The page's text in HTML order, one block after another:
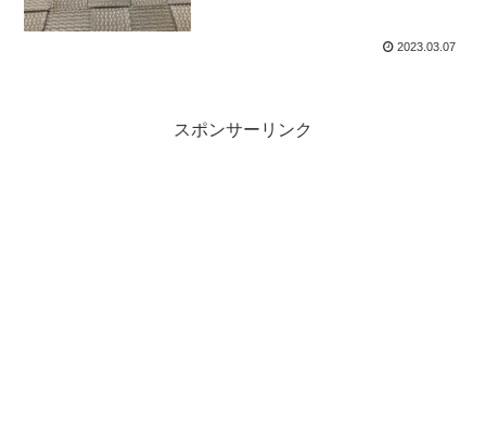
2023.03.07
スポンサーリンク